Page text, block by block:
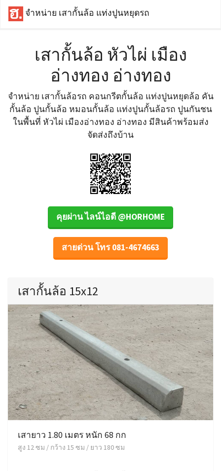
จำหน่าย เสากั้นล้อ แท่งปูนหยุดรถ
เสากั้นล้อ หัวไผ่ เมือง
อ่างทอง อ่างทอง
จำหน่าย เสากั้นล้อรถ คอนกรีตกั้นล้อ แท่งปูนหยุดล้อ คัน
กั้นล้อ ปูนกั้นล้อ หมอนกั้นล้อ แท่งปูนกั้นล้อรถ ปูนกันชน
ในพื้นที่ หัวไผ่ เมืองอ่างทอง อ่างทอง มีสินค้าพร้อมส่ง
จัดส่งถึงบ้าน
คุยผ่าน ไลน์ไอดี @HORHOME
สายด่วน โทร 081-4674663
เสากั้นล้อ 15x12
เสายาว 1.80 เมตร หนัก 68 กก
สูง 12 ซม / กว้าง 15 ซม / ยาว 180 ซม